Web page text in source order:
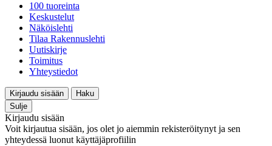
100 tuoreinta
Keskustelut
Näköislehti
Tilaa Rakennuslehti
Uutiskirje
Toimitus
Yhteystiedot
Kirjaudu sisään
Haku
Sulje
Kirjaudu sisään
Voit kirjautua sisään, jos olet jo aiemmin rekisteröitynyt ja sen
yhteydessä luonut käyttäjäprofiilin